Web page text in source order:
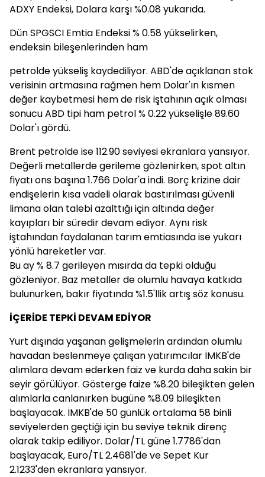
ADXY Endeksi, Dolara karşı %0.08 yukarıda.
Dün SPGSCI Emtia Endeksi % 0.58 yükselirken,
endeksin bileşenlerinden ham
petrolde yükseliş kaydediliyor. ABD'de açıklanan stok
verisinin artmasına rağmen hem Dolar'ın kısmen
değer kaybetmesi hem de risk iştahının açık olması
sonucu ABD tipi ham petrol % 0.22 yükselişle 89.60
Dolar'ı gördü.
Brent petrolde ise 112.90 seviyesi ekranlara yansıyor.
Değerli metallerde gerileme gözlenirken, spot altın
fiyatı ons başına 1.766 Dolar'a indi. Borç krizine dair
endişelerin kısa vadeli olarak bastırılması güvenli
limana olan talebi azalttığı için altında değer
kayıpları bir süredir devam ediyor. Aynı risk
iştahından faydalanan tarım emtiasında ise yukarı
yönlü hareketler var.
Bu ay % 8.7 gerileyen mısırda da tepki olduğu
gözleniyor. Baz metaller de olumlu havaya katkıda
bulunurken, bakır fiyatında %1.5'llik artış söz konusu.
İÇERİDE TEPKİ DEVAM EDİYOR
Yurt dışında yaşanan gelişmelerin ardından olumlu
havadan beslenmeye çalışan yatırımcılar İMKB'de
alımlara devam ederken faiz ve kurda daha sakin bir
seyir görülüyor. Gösterge faize %8.20 bileşikten gelen
alımlarla canlanırken bugüne %8.09 bileşikten
başlayacak. İMKB'de 50 günlük ortalama 58 binli
seviyelerden geçtiği için bu seviye teknik direnç
olarak takip ediliyor. Dolar/TL güne 1.7786'dan
başlayacak, Euro/TL 2.4681'de ve Sepet Kur
2.1233'den ekranlara yansıyor.